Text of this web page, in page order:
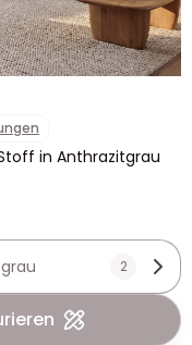
in Anthrazitgrau
2